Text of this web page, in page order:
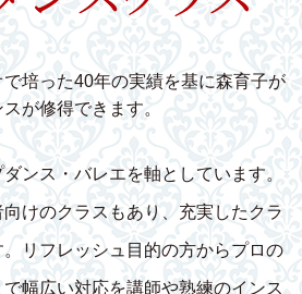
培った40年の実績を基に森育子が
が修得できます。
ンス・バレエを軸としています。
けのクラスもあり、充実したクラ
リフレッシュ目的の方からプロの
幅広い対応を講師や熟練のインス